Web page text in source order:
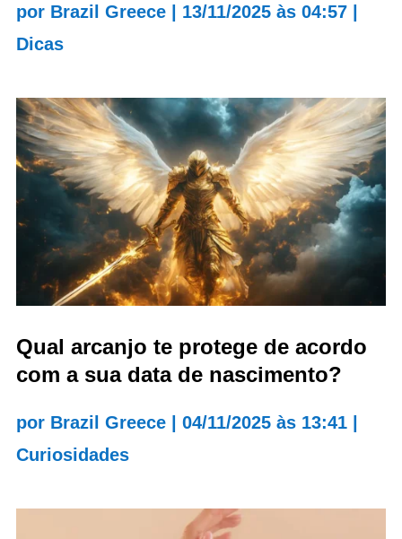
por Brazil Greece| 13/11/2025 às 04:57|
Dicas
Qual arcanjo te protege de acordo
com a sua data de nascimento?
por Brazil Greece| 04/11/2025 às 13:41|
Curiosidades